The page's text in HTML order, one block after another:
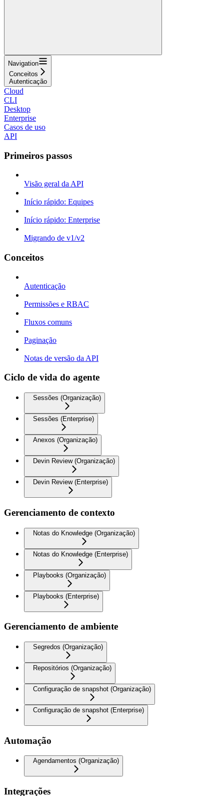
Navigation
Conceitos
Autenticação
Cloud
CLI
Desktop
Enterprise
Casos de uso
API
Primeiros passos
Visão geral da API
Início rápido: Equipes
Início rápido: Enterprise
Migrando de v1/v2
Conceitos
Autenticação
Permissões e RBAC
Fluxos comuns
Paginação
Notas de versão da API
Ciclo de vida do agente
Sessões (Organização)
Sessões (Enterprise)
Anexos (Organização)
Devin Review (Organização)
Devin Review (Enterprise)
Gerenciamento de contexto
Notas do Knowledge (Organização)
Notas do Knowledge (Enterprise)
Playbooks (Organização)
Playbooks (Enterprise)
Gerenciamento de ambiente
Segredos (Organização)
Repositórios (Organização)
Configuração de snapshot (Organização)
Configuração de snapshot (Enterprise)
Automação
Agendamentos (Organização)
Integrações